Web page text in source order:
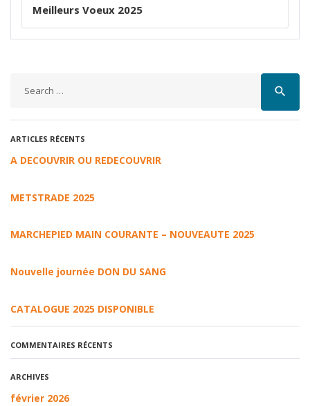
Meilleurs Voeux 2025
search
ARTICLES RÉCENTS
A DECOUVRIR OU REDECOUVRIR
METSTRADE 2025
MARCHEPIED MAIN COURANTE – NOUVEAUTE 2025
Nouvelle journée DON DU SANG
CATALOGUE 2025 DISPONIBLE
COMMENTAIRES RÉCENTS
ARCHIVES
février 2026